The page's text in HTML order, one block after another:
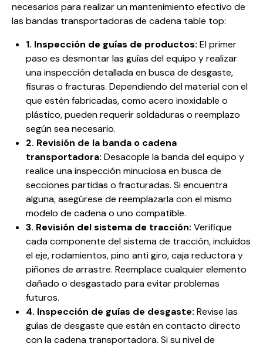
necesarios para realizar un mantenimiento efectivo de
las bandas transportadoras de cadena table top:
1. Inspección de guías de productos: El primer
paso es desmontar las guías del equipo y realizar
una inspección detallada en busca de desgaste,
fisuras o fracturas. Dependiendo del material con el
que estén fabricadas, como acero inoxidable o
plástico, pueden requerir soldaduras o reemplazo
según sea necesario.
2. Revisión de la banda o cadena
transportadora: Desacople la banda del equipo y
realice una inspección minuciosa en busca de
secciones partidas o fracturadas. Si encuentra
alguna, asegúrese de reemplazarla con el mismo
modelo de cadena o uno compatible.
3. Revisión del sistema de tracción: Verifique
cada componente del sistema de tracción, incluidos
el eje, rodamientos, pino anti giro, caja reductora y
piñones de arrastre. Reemplace cualquier elemento
dañado o desgastado para evitar problemas
futuros.
4. Inspección de guías de desgaste: Revise las
guías de desgaste que están en contacto directo
con la cadena transportadora. Si su nivel de